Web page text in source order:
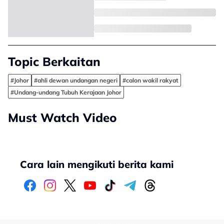
Topic Berkaitan
#Johor #ahli dewan undangan negeri
#calon wakil rakyat
#Undang-undang Tubuh Kerajaan Johor
Must Watch Video
Cara lain mengikuti berita kami